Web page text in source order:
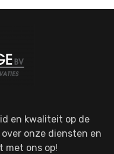
en kwaliteit op de
onze diensten en
met ons op!